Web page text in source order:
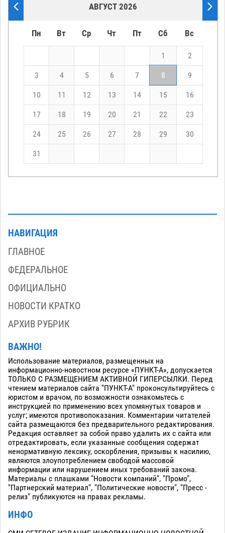
АВГУСТ 2026
Пн Вт Ср Чт Пт Сб Вс
1 2
3 4 5 6 7 8 9
10 11 12 13 14 15 16
17 18 19 20 21 22 23
24 25 26 27 28 29 30
31
НАВИГАЦИЯ
ГЛАВНОЕ
ФЕДЕРАЛЬНОЕ
ОФИЦИАЛЬНО
НОВОСТИ КРАТКО
АРХИВ РУБРИК
ВАЖНО!
Использование материалов, размещенных на
информационно-новостном ресурсе «ПУНКТ-А», допускается
ТОЛЬКО С РАЗМЕЩЕНИЕМ АКТИВНОЙ ГИПЕРСЫЛКИ. Перед
чтением материалов сайта "ПУНКТ-А" проконсультируйтесь с
юристом и врачом, по возможности ознакомьтесь с
инструкцией по применению всех упомянутых товаров и
услуг; имеются противопоказания. Комментарии читателей
сайта размещаются без предварительного редактирования.
Редакция оставляет за собой право удалить их с сайта или
отредактировать, если указанные сообщения содержат
ненормативную лексику, оскорбления, призывы к насилию,
являются злоупотреблением свободой массовой
информации или нарушением иных требований закона.
Материалы с плашками "Новости компаний", "Промо",
"Партнерский материал", "Политические новости", "Пресс -
релиз" публикуются на правах рекламы.
ИНФО